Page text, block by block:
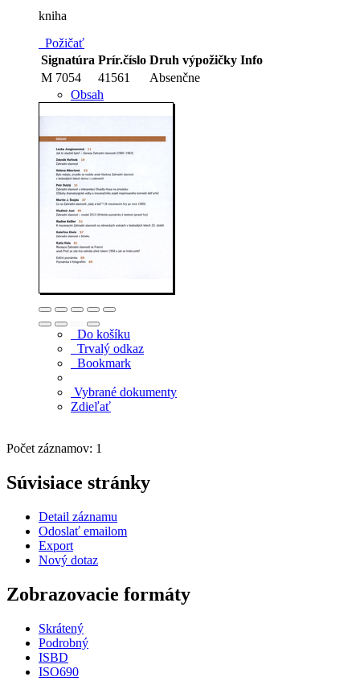
kniha
Požičať
Signatúra Prír.číslo Druh výpožičky Info
M 7054
41561
Absenčne
Obsah
Do košíku
Trvalý odkaz
Bookmark
Vybrané dokumenty
Zdieľať
Počet záznamov: 1
Súvisiace stránky
Detail záznamu
Odoslať emailom
Export
Nový dotaz
Zobrazovacie formáty
Skrátený
Podrobný
ISBD
ISO690